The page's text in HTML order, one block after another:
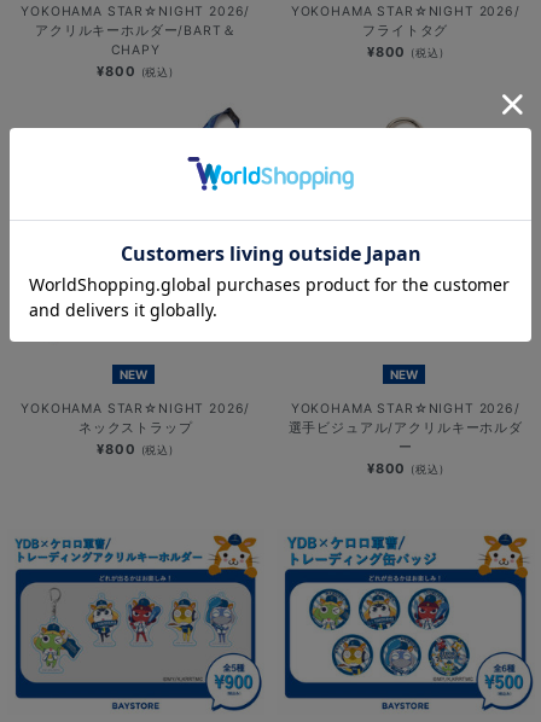
YOKOHAMA STAR☆NIGHT 2026/
アクリルキーホルダー/BART＆
CHAPY
¥800 (税込)
YOKOHAMA STAR☆NIGHT 2026/
フライトタグ
¥800 (税込)
NEW
YOKOHAMA STAR☆NIGHT 2026/
ネックストラップ
¥800 (税込)
NEW
YOKOHAMA STAR☆NIGHT 2026/
選手ビジュアル/アクリルキーホルダ
ー
¥800 (税込)